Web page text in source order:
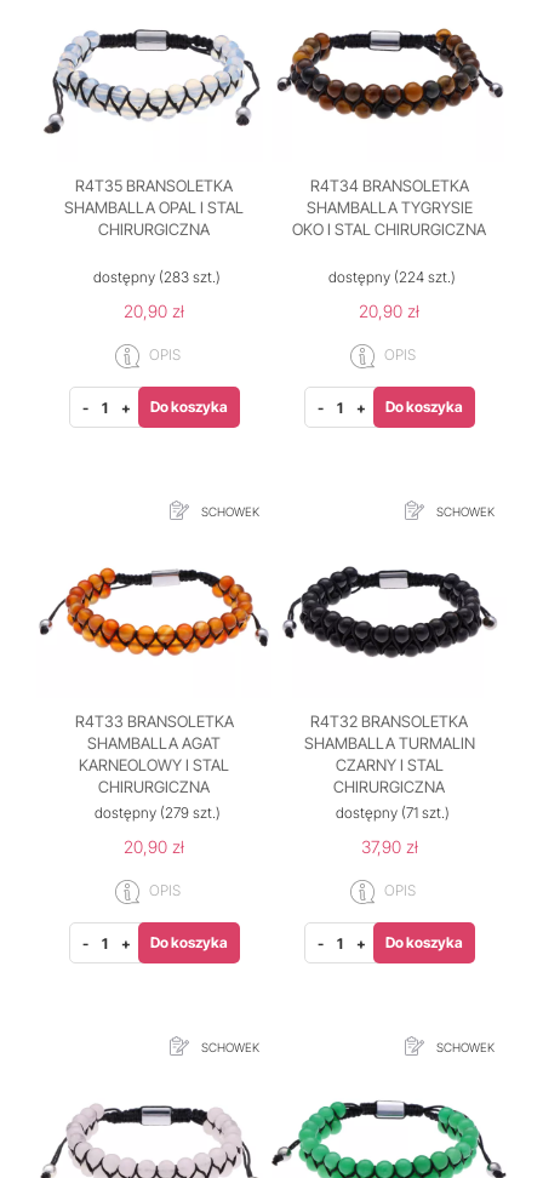
R4T35 BRANSOLETKA
SHAMBALLA OPAL I STAL
CHIRURGICZNA
dostępny (283 szt.)
20,90 zł
OPIS
- + Do koszyka
R4T34 BRANSOLETKA
SHAMBALLA TYGRYSIE
OKO I STAL CHIRURGICZNA
dostępny (224 szt.)
20,90 zł
OPIS
- + Do koszyka
SCHOWEK
R4T33 BRANSOLETKA
SHAMBALLA AGAT
KARNEOLOWY I STAL
CHIRURGICZNA
dostępny(279 szt.)
20,90 zł
OPIS
- + Do koszyka
SCHOWEK
R4T32 BRANSOLETKA
SHAMBALLA TURMALIN
CZARNY I STAL
CHIRURGICZNA
dostępny(71 szt.)
37,90 zł
OPIS
- + Do koszyka
SCHOWEK SCHOWEK